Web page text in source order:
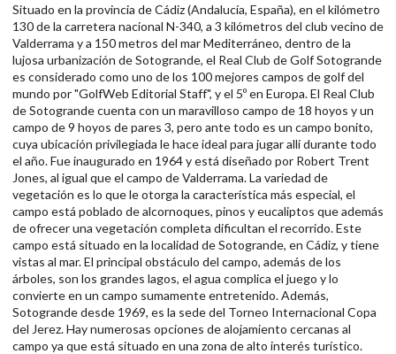
Situado en la provincia de Cádiz (Andalucía, España), en el kilómetro
130 de la carretera nacional N-340, a 3 kilómetros del club vecino de
Valderrama y a 150 metros del mar Mediterráneo, dentro de la
lujosa urbanización de Sotogrande, el Real Club de Golf Sotogrande
es considerado como uno de los 100 mejores campos de golf del
mundo por "GolfWeb Editorial Staff", y el 5º en Europa. El Real Club
de Sotogrande cuenta con un maravilloso campo de 18 hoyos y un
campo de 9 hoyos de pares 3, pero ante todo es un campo bonito,
cuya ubicación privilegiada le hace ideal para jugar allí durante todo
el año. Fue inaugurado en 1964 y está diseñado por Robert Trent
Jones, al igual que el campo de Valderrama. La variedad de
vegetación es lo que le otorga la característica más especial, el
campo está poblado de alcornoques, pinos y eucaliptos que además
de ofrecer una vegetación completa dificultan el recorrido. Este
campo está situado en la localidad de Sotogrande, en Cádiz, y tiene
vistas al mar. El principal obstáculo del campo, además de los
árboles, son los grandes lagos, el agua complica el juego y lo
convierte en un campo sumamente entretenido. Además,
Sotogrande desde 1969, es la sede del Torneo Internacional Copa
del Jerez. Hay numerosas opciones de alojamiento cercanas al
campo ya que está situado en una zona de alto interés turístico.